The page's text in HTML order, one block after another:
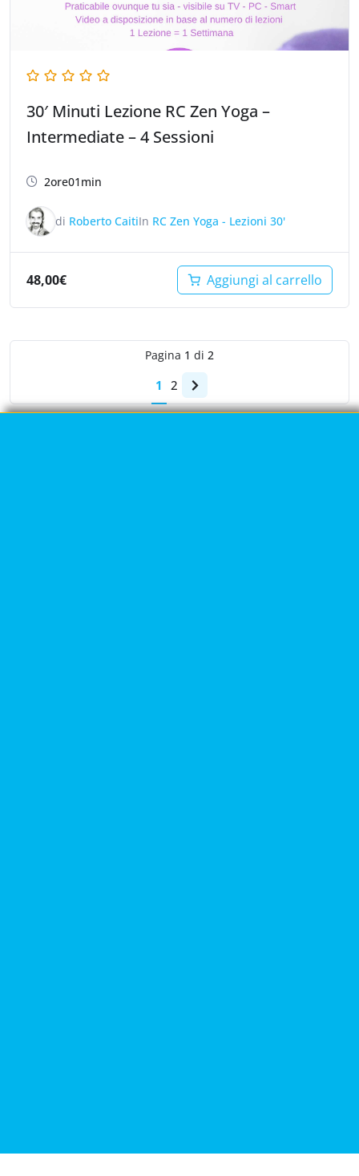
30′ Minuti Lezione RC Zen Yoga –
Intermediate – 4 Sessioni
2ore01min
di Roberto CaitiIn RC Zen Yoga - Lezioni 30'
48,00€ Aggiungi al carrello
Pagina 1 di 2
1 2